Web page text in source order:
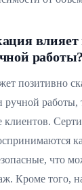
влияет
работы?
позитивно
ручной работы,
клиентов.
что
Кроме того,